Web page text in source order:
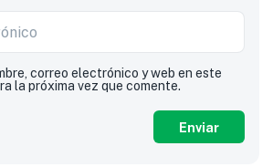
correo electrónico y web en este
la próxima vez que comente.